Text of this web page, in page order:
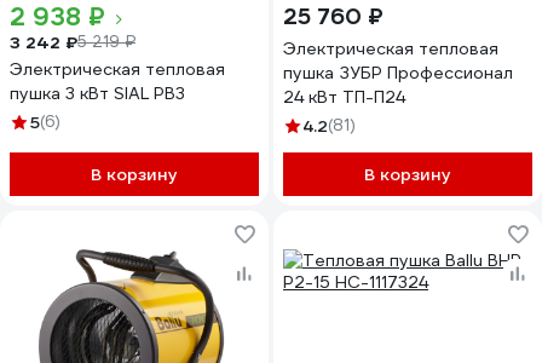
2 938 ₽
3 242 ₽5 219 ₽
Электрическая тепловая
пушка 3 кВт SIAL PB3
5(6)
В корзину
25 760 ₽
Электрическая тепловая
пушка ЗУБР Профессионал
24 кВт ТП-П24
4.2(81)
В корзину